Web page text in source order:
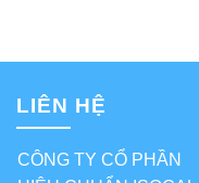
LIÊN HỆ
CÔNG TY CỔ PHẦN